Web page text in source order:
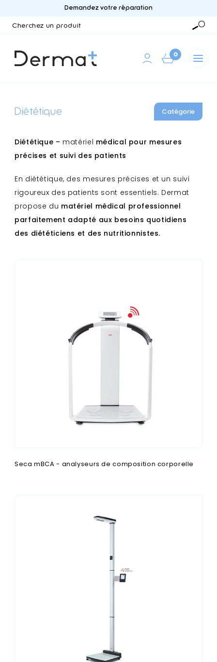
Demandez votre réparation
0
Diététique Catégorie
Diététique – matériel médical pour mesures
précises et suivi des patients
En diététique, des mesures précises et un suivi
rigoureux des patients sont essentiels. Dermat
propose du matériel médical professionnel
parfaitement adapté aux besoins quotidiens
des diététiciens et des nutritionnistes.
Seca mBCA - analyseurs de composition corporelle